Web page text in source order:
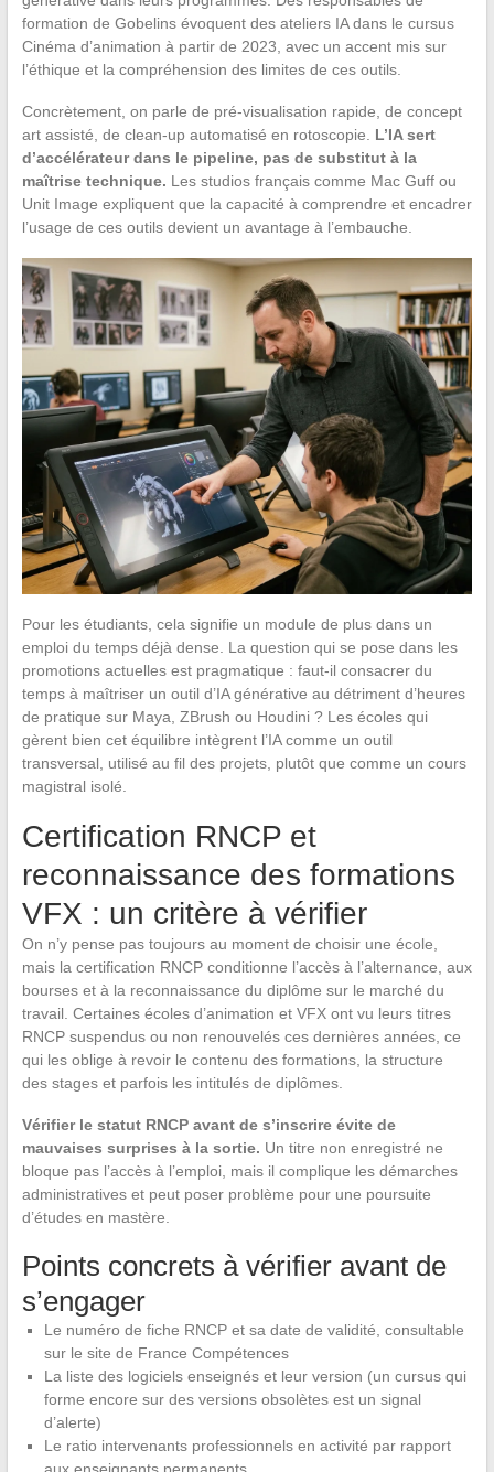
formation de Gobelins évoquent des ateliers IA dans le cursus
Cinéma d’animation à partir de 2023, avec un accent mis sur
l’éthique et la compréhension des limites de ces outils.
Concrètement, on parle de pré-visualisation rapide, de concept
art assisté, de clean-up automatisé en rotoscopie. L’IA sert
d’accélérateur dans le pipeline, pas de substitut à la
maîtrise technique. Les studios français comme Mac Guff ou
Unit Image expliquent que la capacité à comprendre et encadrer
l’usage de ces outils devient un avantage à l’embauche.
Pour les étudiants, cela signifie un module de plus dans un
emploi du temps déjà dense. La question qui se pose dans les
promotions actuelles est pragmatique : faut-il consacrer du
temps à maîtriser un outil d’IA générative au détriment d’heures
de pratique sur Maya, ZBrush ou Houdini ? Les écoles qui
gèrent bien cet équilibre intègrent l’IA comme un outil
transversal, utilisé au fil des projets, plutôt que comme un cours
magistral isolé.
Certification RNCP et
reconnaissance des formations
VFX : un critère à vérifier
On n’y pense pas toujours au moment de choisir une école,
mais la certification RNCP conditionne l’accès à l’alternance, aux
bourses et à la reconnaissance du diplôme sur le marché du
travail. Certaines écoles d’animation et VFX ont vu leurs titres
RNCP suspendus ou non renouvelés ces dernières années, ce
qui les oblige à revoir le contenu des formations, la structure
des stages et parfois les intitulés de diplômes.
Vérifier le statut RNCP avant de s’inscrire évite de
mauvaises surprises à la sortie. Un titre non enregistré ne
bloque pas l’accès à l’emploi, mais il complique les démarches
administratives et peut poser problème pour une poursuite
d’études en mastère.
Points concrets à vérifier avant de
s’engager
Le numéro de fiche RNCP et sa date de validité, consultable
sur le site de France Compétences
La liste des logiciels enseignés et leur version (un cursus qui
forme encore sur des versions obsolètes est un signal
d’alerte)
Le ratio intervenants professionnels en activité par rapport